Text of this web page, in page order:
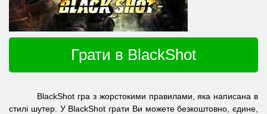
Грати в BlackShot
BlackShot гра з жорстокими правилами, яка написана в
стилі шутер. У BlackShot грати Ви можете безкоштовно, єдине,